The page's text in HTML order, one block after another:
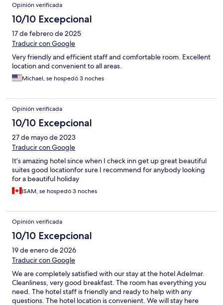
Opinión verificada
10/10 Excepcional
17 de febrero de 2025
Traducir con Google
Very friendly and efficient staff and comfortable room. Excellent
location and convenient to all areas.
Michael, se hospedó 3 noches
Opinión verificada
10/10 Excepcional
27 de mayo de 2023
Traducir con Google
It’s amazing hotel since when I check inn get up great beautiful
suites good locationfor sure I recommend for anybody looking
for a beautiful holiday
ISAM, se hospedó 3 noches
Opinión verificada
10/10 Excepcional
19 de enero de 2026
Traducir con Google
We are completely satisfied with our stay at the hotel Adelmar.
Cleanliness, very good breakfast. The room has everything you
need. The hotel staff is friendly and ready to help with any
questions. The hotel location is convenient. We will stay here